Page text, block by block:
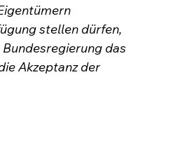
stellen dürfen,
das
Akzeptanz der